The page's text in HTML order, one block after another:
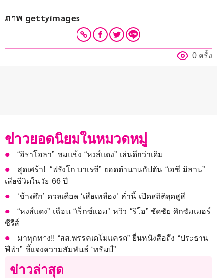
ภาพ gettyimages
0 ครั้ง
ข่าวยอดนิยมในหมวดหมู่
“อิราโอลา” ชมแข้ง “หงส์แดง” เล่นดีกว่าเดิม
สุดเศร้า!! “ฟรังโก บาเรซี” ยอดตำนานกัปตัน “เอซี มิลาน”
เสียชีวิตในวัย 66 ปี
‘ช้างศึก’ ดวลเดือด ‘เสือเหลือง’ ค่ำนี้ เปิดสถิติสุดสูสี
“หงส์แดง” เฉือน “เร็กซ์แฮม” หวิว “ริโอ” ซัดชัย ศึกซัมเมอร์
ซีรีส์
มาทุกทาง!! “สส.พรรคเดโมแครต” ยื่นหนังสือถึง “ประธาน
ฟีฟ่า” ชี้แจงความสัมพันธ์ “ทรัมป์”
ข่าวล่าสุด